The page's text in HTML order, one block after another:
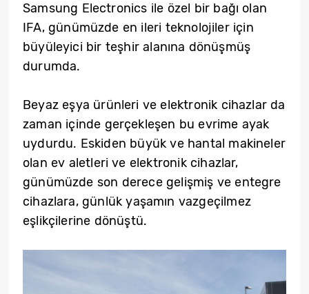
Samsung Electronics ile özel bir bağı olan
IFA, günümüzde en ileri teknolojiler için
büyüleyici bir teşhir alanına dönüşmüş
durumda.
Beyaz eşya ürünleri ve elektronik cihazlar da
zaman içinde gerçekleşen bu evrime ayak
uydurdu. Eskiden büyük ve hantal makineler
olan ev aletleri ve elektronik cihazlar,
günümüzde son derece gelişmiş ve entegre
cihazlara, günlük yaşamın vazgeçilmez
eşlikçilerine dönüştü.